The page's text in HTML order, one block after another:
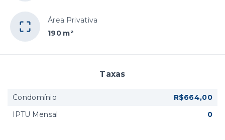
Área Privativa
190 m²
Taxas
Condomínio
R$664,00
IPTU Mensal
0